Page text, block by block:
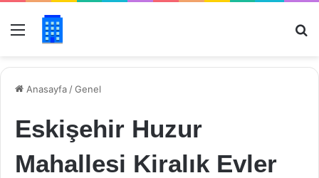
Menü
Anasayfa /Genel
Eskişehir Huzur
Mahallesi Kiralık Evler